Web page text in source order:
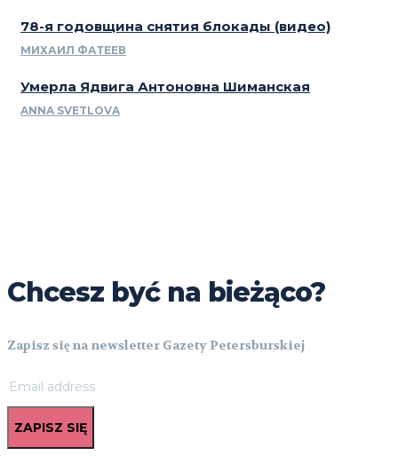
78-я годовщина снятия блокады (видео)
МИХАИЛ ФАТЕЕВ
Умерла Ядвига Антоновна Шиманская
ANNA SVETLOVA
Chcesz być na bieżąco?
Zapisz się na newsletter Gazety Petersburskiej
ZAPISZ SIĘ